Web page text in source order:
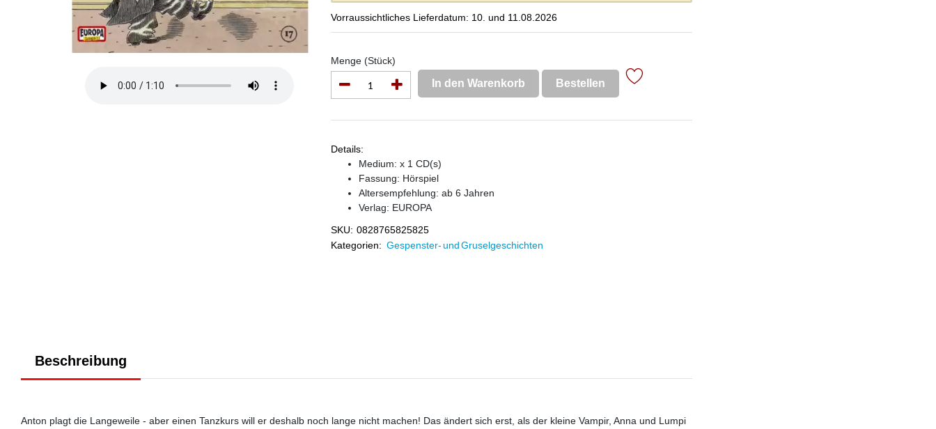
Vorraussichtliches Lieferdatum: 10. und 11.08.2026
Menge (Stück)
In den Warenkorb Bestellen
Details:
Medium: x 1 CD(s)
Fassung: Hörspiel
Altersempfehlung: ab 6 Jahren
Verlag: EUROPA
SKU: 0828765825825
Kategorien: Gespenster- und Gruselgeschichten
Beschreibung
Anton plagt die Langeweile - aber einen Tanzkurs will er deshalb noch lange nicht machen! Das ändert sich erst, als der kleine Vampir, Anna und Lumpi